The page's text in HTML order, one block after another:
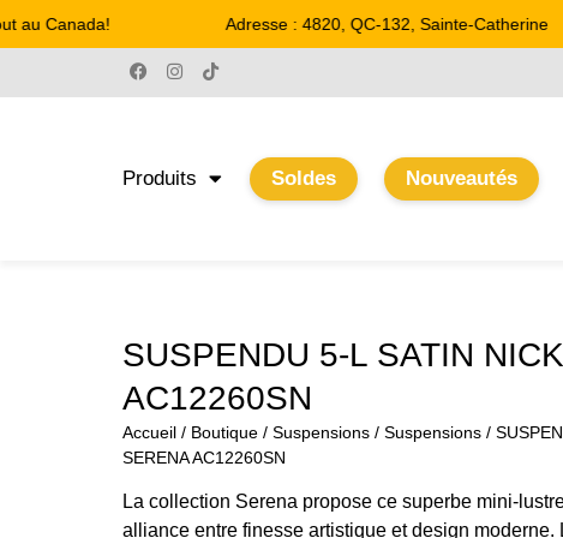
Canada! Adresse : 4820, QC-132, Sainte-Catherine
Produits Soldes Nouveautés
SUSPENDU 5-L SATIN
AC12260SN
Accueil / Boutique / Suspensions / Suspensions /
SERENA AC12260SN
La collection Serena propose ce superbe mini-
alliance entre finesse artistique et design moderne.